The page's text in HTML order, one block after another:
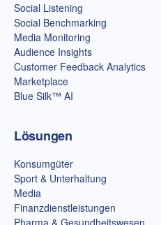
Social Listening
Social Benchmarking
Media Monitoring
Audience Insights
Customer Feedback Analytics
Marketplace
Blue Silk™ AI
Lösungen
Konsumgüter
Sport & Unterhaltung
Media
Finanzdienstleistungen